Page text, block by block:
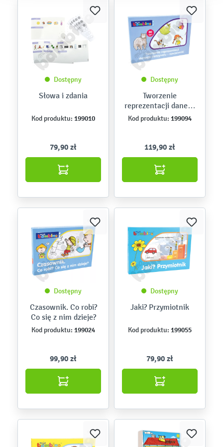
Dostępny
Słowa i zdania
Kod produktu: 199010
79,90 zł
Dostępny
Tworzenie
reprezentacji danego
desygnatu -
rzeczowniki
Kod produktu: 199094
119,90 zł
Dostępny
Czasownik. Co robi?
Co się z nim dzieje?
Kod produktu: 199024
99,90 zł
Dostępny
Jaki? Przymiotnik
Kod produktu: 199055
79,90 zł